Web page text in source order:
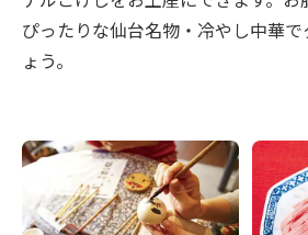
ぴったりな仙台名物・冷やし中華
ょう。